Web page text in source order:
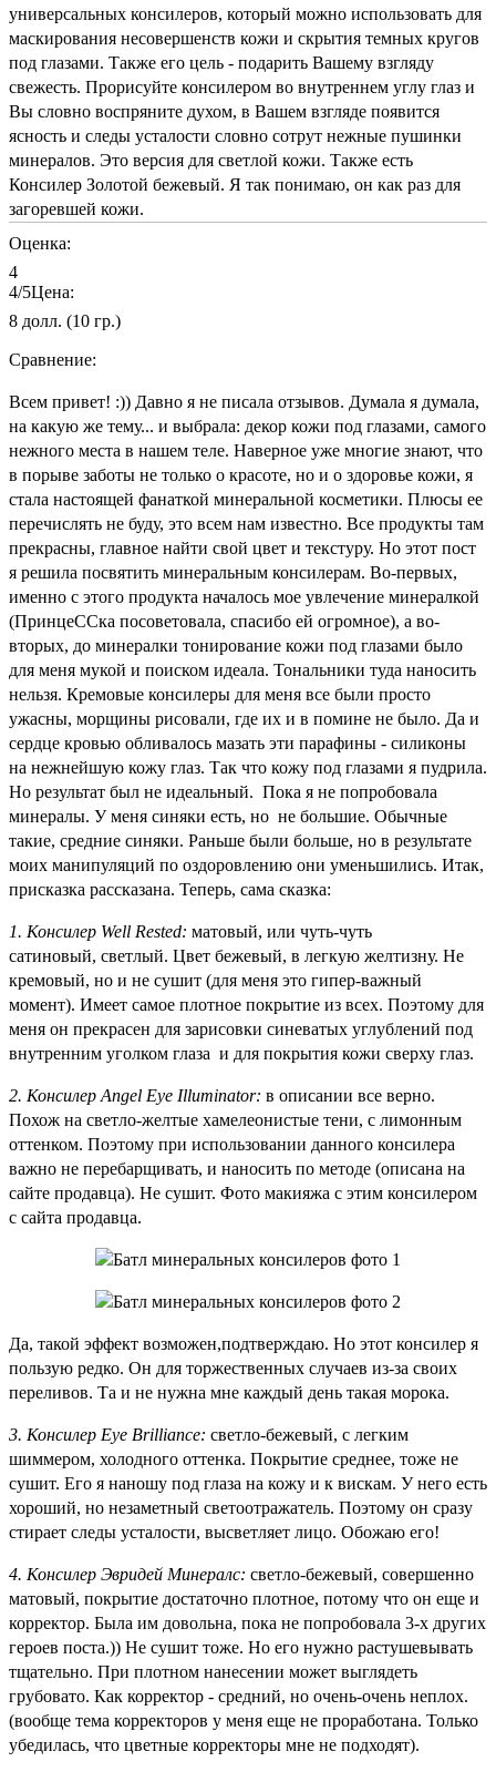
универсальных консилеров, который можно использовать для
маскирования несовершенств кожи и скрытия темных кругов
под глазами. Также его цель - подарить Вашему взгляду
свежесть. Прорисуйте консилером во внутреннем углу глаз и
Вы словно воспряните духом, в Вашем взгляде появится
ясность и следы усталости словно сотрут нежные пушинки
минералов. Это версия для светлой кожи. Также есть
Консилер Золотой бежевый. Я так понимаю, он как раз для
загоревшей кожи.
Оценка:
4
4/5Цена:
8 долл. (10 гр.)
Сравнение:
Всем привет! :)) Давно я не писала отзывов. Думала я думала,
на какую же тему... и выбрала: декор кожи под глазами, самого
нежного места в нашем теле. Наверное уже многие знают, что
в порыве заботы не только о красоте, но и о здоровье кожи, я
стала настоящей фанаткой минеральной косметики. Плюсы ее
перечислять не буду, это всем нам известно. Все продукты там
прекрасны, главное найти свой цвет и текстуру. Но этот пост
я решила посвятить минеральным консилерам. Во-первых,
именно с этого продукта началось мое увлечение минералкой
(ПринцеССка посоветовала, спасибо ей огромное), а во-
вторых, до минералки тонирование кожи под глазами было
для меня мукой и поиском идеала. Тональники туда наносить
нельзя. Кремовые консилеры для меня все были просто
ужасны, морщины рисовали, где их и в помине не было. Да и
сердце кровью обливалось мазать эти парафины - силиконы
на нежнейшую кожу глаз. Так что кожу под глазами я пудрила.
Но результат был не идеальный. Пока я не попробовала
минералы. У меня синяки есть, но не большие. Обычные
такие, средние синяки. Раньше были больше, но в результате
моих манипуляций по оздоровлению они уменьшились. Итак,
присказка рассказана. Теперь, сама сказка:
1. Консилер Well Rested: матовый, или чуть-чуть
сатиновый, светлый. Цвет бежевый, в легкую желтизну. Не
кремовый, но и не сушит (для меня это гипер-важный
момент). Имеет самое плотное покрытие из всех. Поэтому для
меня он прекрасен для зарисовки синеватых углублений под
внутренним уголком глаза и для покрытия кожи сверху глаз.
2. Консилер Angel Eye Illuminator: в описании все верно.
Похож на светло-желтые хамелеонистые тени, с лимонным
оттенком. Поэтому при использовании данного консилера
важно не перебарщивать, и наносить по методе (описана на
сайте продавца). Не сушит. Фото макияжа с этим консилером
с сайта продавца.
Да, такой эффект возможен,подтверждаю. Но этот консилер я
пользую редко. Он для торжественных случаев из-за своих
переливов. Та и не нужна мне каждый день такая морока.
3. Консилер Eye Brilliance: светло-бежевый, с легким
шиммером, холодного оттенка. Покрытие среднее, тоже не
сушит. Его я наношу под глаза на кожу и к вискам. У него есть
хороший, но незаметный светоотражатель. Поэтому он сразу
стирает следы усталости, высветляет лицо. Обожаю его!
4. Консилер Эвридей Минералс: светло-бежевый, совершенно
матовый, покрытие достаточно плотное, потому что он еще и
корректор. Была им довольна, пока не попробовала 3-х других
героев поста.)) Не сушит тоже. Но его нужно растушевывать
тщательно. При плотном нанесении может выглядеть
грубовато. Как корректор - средний, но очень-очень неплох.
(вообще тема корректоров у меня еще не проработана. Только
убедилась, что цветные корректоры мне не подходят).